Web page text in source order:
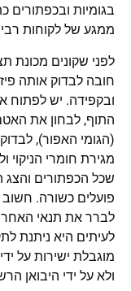
בגומיות ובכפתורים
ממגע של לקוחות
לפני שקונים מכונת
חובה לבדוק אותה
ובקפידה. יש לפתוח
התוף, לבחון את
(הגומי האפור),
מגירת חומרי הניקוי
שכל הכפתורים והצג
פועלים כשורה. חשוב
לברר את תנאי
לעיתים היא ניתנת
מוגבלת ישירות על
ולא על ידי היבואן